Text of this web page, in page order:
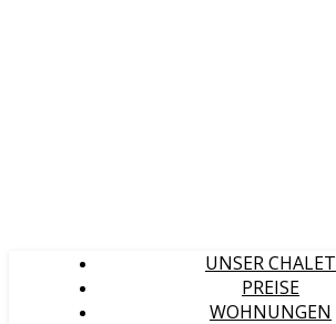
UNSER CHALET
PREISE
WOHNUNGEN